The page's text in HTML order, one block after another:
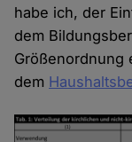
habe ich, der
dem
Größenordnung
dem